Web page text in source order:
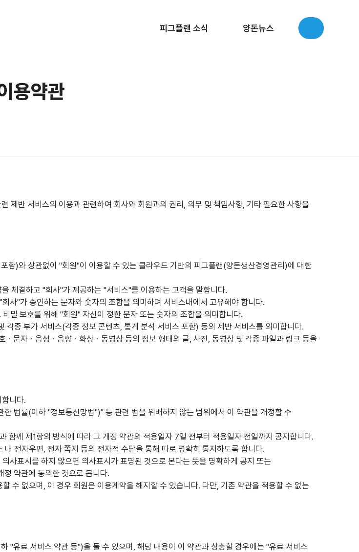
피그플랜 소식 양돈뉴스
용약관
제반 서비스의 이용과 관련하여 회사와 회원과의 권리, 의무 및 책임사항, 기타 필요한 사항을
)와 상관없이 "회원"이 이용할 수 있는 클라우드 기반의 피그플랜(양돈생산경영관리)에 대한
체결하고 "회사"가 제공하는 "서비스"를 이용하는 고객을 말합니다.
"가 승인하는 문자와 숫자의 조합을 의미하며 서비스내에서 고유해야 합니다.
밀 보호를 위해 "회원" 자신이 정한 문자 또는 숫자의 조합을 의미합니다.
종 부가 서비스(각종 정보 콘텐츠, 통계 분석 서비스 포함) 등의 제반 서비스를 의미합니다.
문자ㆍ음성ㆍ음향ㆍ화상ㆍ동영상 등의 정보 형태의 글, 사진, 동영상 및 각종 파일과 링크 등을
니다.
법률(이하 "정보통신망법")" 등 관련 법을 위배하지 않는 범위에서 이 약관을 개정할 수
께 제1항의 방식에 따라 그 개정 약관의 적용일자 7일 전부터 적용일자 전일까지 공지합니다.
전자우편, 전자 쪽지 등의 전자적 수단을 통해 따로 명확히 통지하도록 합니다.
표시를 하지 않으면 의사표시가 표명된 것으로 본다는 뜻을 명확하게 공지 또는
약관에 동의한 것으로 봅니다.
수 없으며, 이 경우 회원은 이용계약을 해지할 수 있습니다. 다만, 기존 약관을 적용할 수 없는
유료 서비스 약관 등")을 둘 수 있으며, 해당 내용이 이 약관과 상충할 경우에는 "유료 서비스